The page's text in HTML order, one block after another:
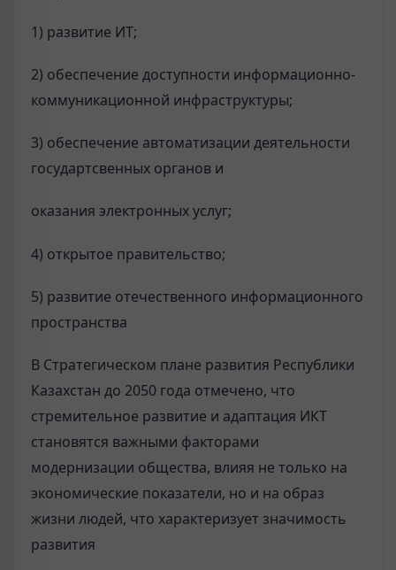
1) развитие ИТ;
2) обеспечение доступности информационно-
коммуникационной инфраструктуры;
3) обеспечение автоматизации деятельности
государтсвенных органов и
оказания электронных услуг;
4) открытое правительство;
5) развитие отечественного информационного
пространства
В Стратегическом плане развития Республики
Казахстан до 2050 года отмечено, что
стремительное развитие и адаптация ИКТ
становятся важными факторами
модернизации общества, влияя не только на
экономические показатели, но и на образ
жизни людей, что характеризует значимость
развития